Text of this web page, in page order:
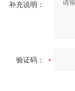
补充说明：
验证码：